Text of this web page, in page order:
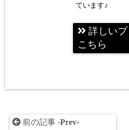
ています♪
詳しい
こちら
前の記事 -Prev-